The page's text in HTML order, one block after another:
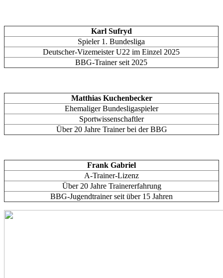
Karl Sufryd
Spieler 1. Bundesliga
Deutscher-Vizemeister U22 im Einzel 2025
BBG-Trainer seit 2025
Matthias Kuchenbecker
Ehemaliger Bundesligaspieler
Sportwissenschaftler
Über 20 Jahre Trainer bei der BBG
Frank Gabriel
A-Trainer-Lizenz
Über 20 Jahre Trainererfahrung
BBG-Jugendtrainer seit über 15 Jahren